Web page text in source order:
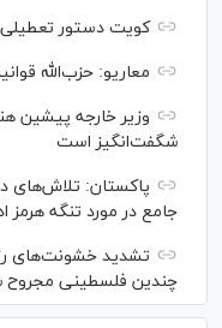
کویت دستور تعطیلی
معاریو: حزب‌الله
وزیر خارجه پیشین
شگفت‌انگیز است
پاکستان: تلاش‌های
جامع در مورد تنگه هرمز
تشدید خشونت‌های
چندین فلسطینی مجروح